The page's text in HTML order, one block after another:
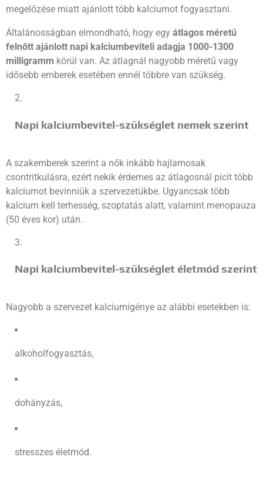
megelőzése miatt ajánlott több kalciumot fogyasztani.
Általánosságban elmondható, hogy egy átlagos méretű
felnőtt ajánlott napi kalciumbeviteli adagja 1000-1300
milligramm körül van. Az átlagnál nagyobb méretű vagy
idősebb emberek esetében ennél többre van szükség.
Napi kalciumbevitel-szükséglet nemek szerint
A szakemberek szerint a nők inkább hajlamosak
csontritkulásra, ezért nekik érdemes az átlagosnál picit több
kalciumot bevinniük a szervezetükbe. Ugyancsak több
kalcium kell terhesség, szoptatás alatt, valamint menopauza
(50 éves kor) után.
Napi kalciumbevitel-szükséglet életmód szerint
Nagyobb a szervezet kalciumigénye az alábbi esetekben is:
alkoholfogyasztás,
dohányzás,
stresszes életmód.